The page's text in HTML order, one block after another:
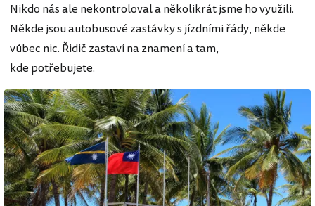
Nikdo nás ale nekontroloval a několikrát jsme ho využili.
Někde jsou autobusové zastávky s jízdními řády, někde
vůbec nic. Řidič zastaví na znamení a tam,
kde potřebujete.